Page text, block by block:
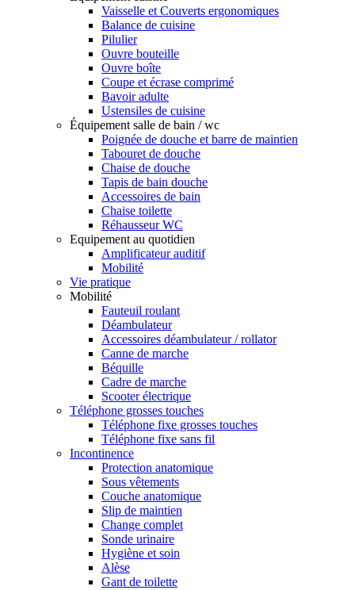
Vaisselle et Couverts ergonomiques
Balance de cuisine
Pilulier
Ouvre bouteille
Ouvre boîte
Coupe et écrase comprimé
Bavoir adulte
Ustensiles de cuisine
Équipement salle de bain / wc
Poignée de douche et barre de maintien
Tabouret de douche
Chaise de douche
Tapis de bain douche
Accessoires de bain
Chaise toilette
Réhausseur WC
Equipement au quotidien
Amplificateur auditif
Mobilité
Vie pratique
Mobilité
Fauteuil roulant
Déambulateur
Accessoires déambulateur / rollator
Canne de marche
Béquille
Cadre de marche
Scooter électrique
Téléphone grosses touches
Téléphone fixe grosses touches
Téléphone fixe sans fil
Incontinence
Protection anatomique
Sous vêtements
Couche anatomique
Slip de maintien
Change complet
Sonde urinaire
Hygiène et soin
Alèse
Gant de toilette